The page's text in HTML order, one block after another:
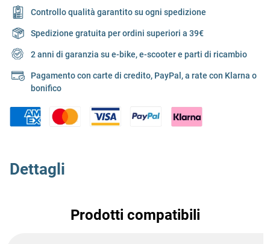
Controllo qualità garantito su ogni spedizione
Spedizione gratuita per ordini superiori a 39€
2 anni di garanzia su e-bike, e-scooter e parti di ricambio
Pagamento con carte di credito, PayPal, a rate con Klarna o
bonifico
Dettagli
Prodotti compatibili